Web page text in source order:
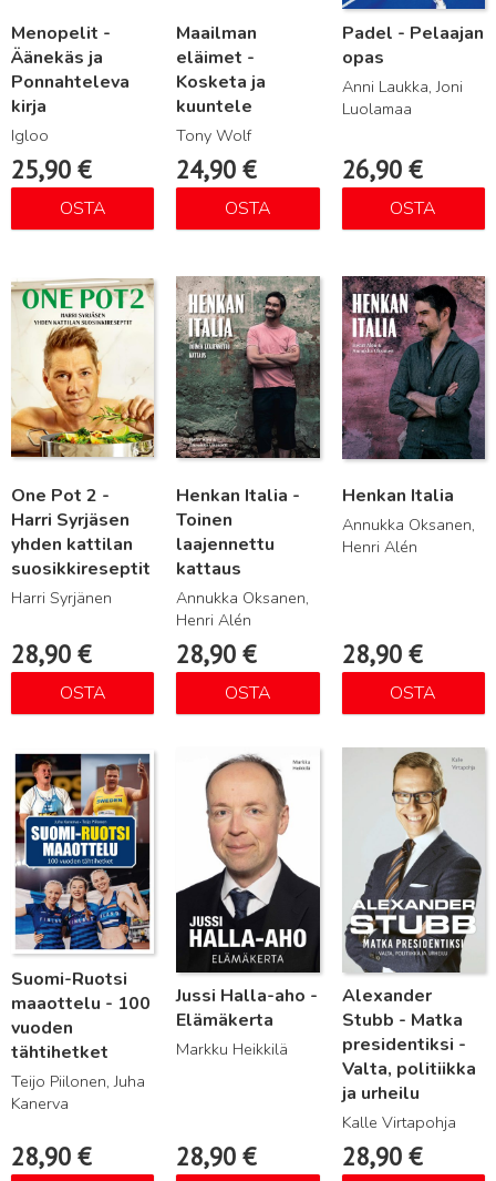
Menopelit -
Äänekäs ja
Ponnahteleva
kirja
Igloo
25,90 €
OSTA
Maailman
eläimet -
Kosketa ja
kuuntele
Tony Wolf
24,90€
OSTA
Padel - Pelaajan
opas
Anni Laukka, Joni
Luolamaa
26,90 €
OSTA
One Pot 2 -
Harri Syrjäsen
yhden kattilan
suosikkireseptit
Harri Syrjänen
28,90 €
OSTA
Lue lisää
Henkan Italia -
Toinen
laajennettu
kattaus
Annukka Oksanen,
Henri Alén
28,90€
OSTA
Lue lisää
Henkan Italia
Annukka Oksanen,
Henri Alén
28,90 €
OSTA
Lue lisää
Suomi-Ruotsi
maaottelu - 100
vuoden
tähtihetket
Teijo Piilonen, Juha
Kanerva
28,90 €
Lue lisää
Jussi Halla-aho -
Elämäkerta
Markku Heikkilä
28,90€
Lue lisää
Alexander
Stubb - Matka
presidentiksi -
Valta, politiikka
ja urheilu
Kalle Virtapohja
28,90 €
Lue lisää